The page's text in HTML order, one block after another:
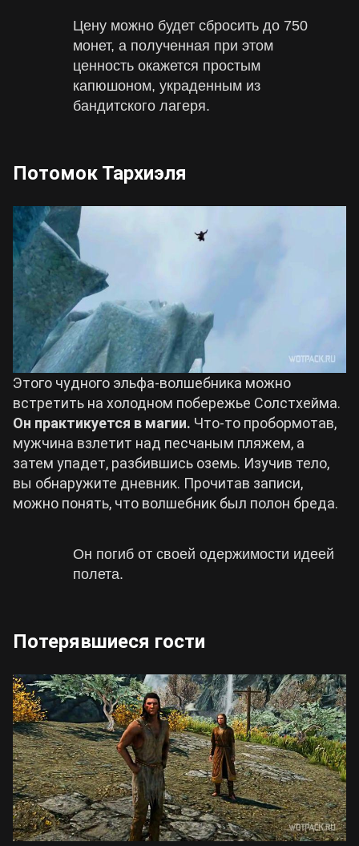
Цену можно будет сбросить до 750
монет, а полученная при этом
ценность окажется простым
капюшоном, украденным из
бандитского лагеря.
Потомок Тархиэля
Этого чудного эльфа-волшебника можно
встретить на холодном побережье Солстхейма.
Он практикуется в магии. Что-то пробормотав,
мужчина взлетит над песчаным пляжем, а
затем упадет, разбившись оземь. Изучив тело,
вы обнаружите дневник. Прочитав записи,
можно понять, что волшебник был полон бреда.
Он погиб от своей одержимости идеей
полета.
Потерявшиеся гости